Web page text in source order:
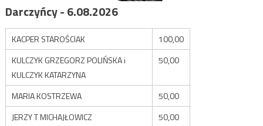
Darczyńcy - 6.08.2026
KACPER STAROŚCIAK
100,00
KULCZYK GRZEGORZ POLIŃSKA i
KULCZYK KATARZYNA
50,00
MARIA KOSTRZEWA
50,00
JERZY T MICHAJŁOWICZ
50,00